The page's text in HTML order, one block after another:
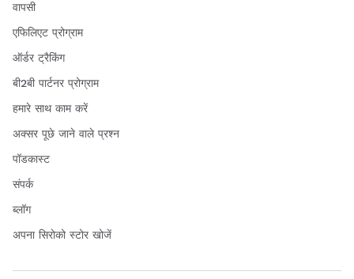
वापसी
एफिलिएट प्रोग्राम
ऑर्डर ट्रैकिंग
बी2बी पार्टनर प्रोग्राम
हमारे साथ काम करें
अक्सर पूछे जाने वाले प्रश्न
पॉडकास्ट
संपर्क
ब्लॉग
अपना सिरोको स्टोर खोजें